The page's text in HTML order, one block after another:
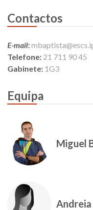
Contactos
E-mail:
Telefone: 21 711 90 45
Gabinete: 1G3
Equipa
Miguel
Andreia